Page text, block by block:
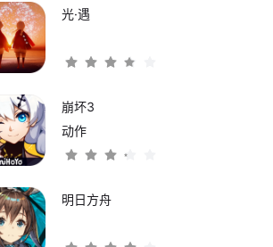
光·遇
崩坏3
动作
明日方舟